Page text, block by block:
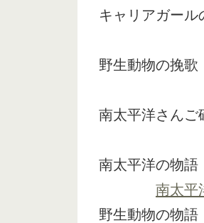
キャリアガール
野生動物の挽歌
南太平洋さんご
南太平洋の物語
南太平
野生動物の物語